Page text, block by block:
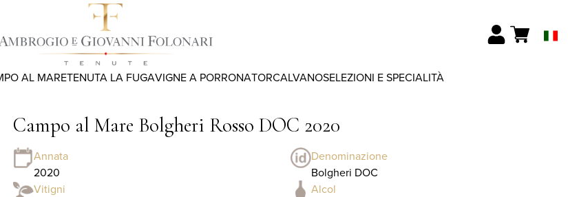
AL MARETENUTA LA FUGAVIGNE A PORRONATORCALVANOSELEZIONI E SPECIALITÀ
Campo al Mare Bolgheri Rosso DOC 2020
Annata
2020
Denominazione
Bolgheri DOC
Vitigni
Alcol